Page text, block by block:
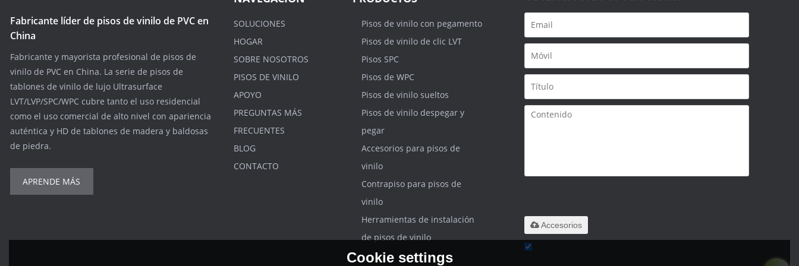
Fabricante líder de pisos de vinilo de PVC en
China
Fabricante y mayorista profesional de pisos de
vinilo de PVC en China. La serie de pisos de
tablones de vinilo de lujo Ultrasurface
LVT/LVP/SPC/WPC cubre tanto el uso residencial
como el uso comercial de alto nivel con apariencia
auténtica y HD de tablones de madera y baldosas
de piedra.
APRENDE MÁS
SOLUCIONES
HOGAR
SOBRE NOSOTROS
PISOS DE VINILO
APOYO
PREGUNTAS MÁS
FRECUENTES
BLOG
CONTACTO
Pisos de vinilo con pegamento
Pisos de vinilo de clic LVT
Pisos SPC
Pisos de WPC
Pisos de vinilo sueltos
Pisos de vinilo despegar y
pegar
Accesorios para pisos de
vinilo
Contrapiso para pisos de
vinilo
Herramientas de instalación
de pisos de vinilo
Accesorios
Cookie settings